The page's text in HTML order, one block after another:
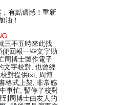
有點遺憾！重新
油！
三不五時來此找
回報一些文字勘
周博士製作電子
文字校對, 也曾經
對提供txt, 周博
格式上架, 非常感
事忙, 暫停了校對
周博士由友人的